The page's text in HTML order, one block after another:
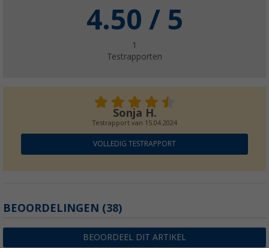
4.50 / 5
1
Testrapporten
Sonja H.
Testrapport van 15.04.2024
VOLLEDIG TESTRAPPORT
BEOORDELINGEN (38)
BEOORDEEL DIT ARTIKEL